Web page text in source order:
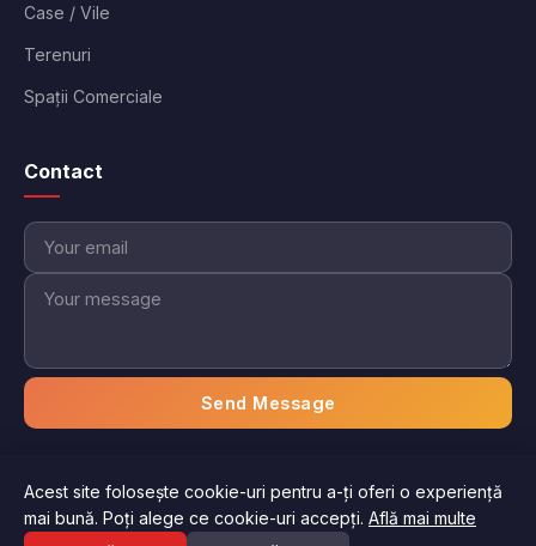
Case / Vile
Terenuri
Spații Comerciale
Contact
Send Message
© 2026 Imobiliare Aici. Toate drepturile rezervate.
Politica de confidențialitateTermeni și condiții
Acest site folosește cookie-uri pentru a-ți oferi o experiență
mai bună. Poți alege ce cookie-uri accepți. Află mai multe